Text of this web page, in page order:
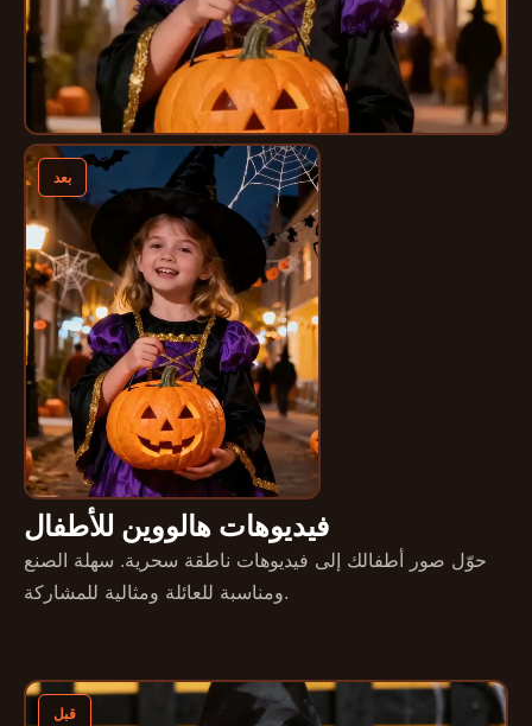
بعد
فيديوهات هالووين للأطفال
حوّل صور أطفالك إلى فيديوهات ناطقة سحرية. سهلة الصنع
ومناسبة للعائلة ومثالية للمشاركة.
قبل